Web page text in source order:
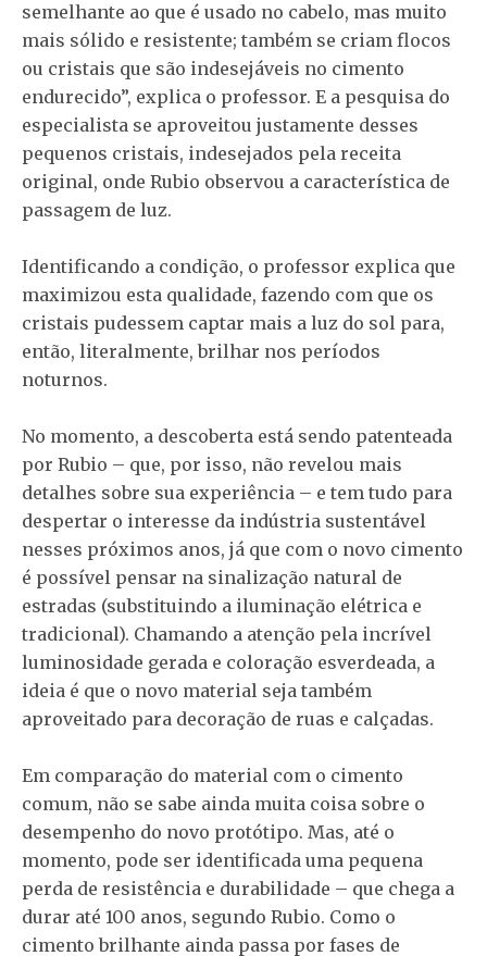
semelhante ao que é usado no cabelo, mas muito
mais sólido e resistente; também se criam flocos
ou cristais que são indesejáveis no cimento
endurecido”, explica o professor. E a pesquisa do
especialista se aproveitou justamente desses
pequenos cristais, indesejados pela receita
original, onde Rubio observou a característica de
passagem de luz.
Identificando a condição, o professor explica que
maximizou esta qualidade, fazendo com que os
cristais pudessem captar mais a luz do sol para,
então, literalmente, brilhar nos períodos
noturnos.
No momento, a descoberta está sendo patenteada
por Rubio – que, por isso, não revelou mais
detalhes sobre sua experiência – e tem tudo para
despertar o interesse da indústria sustentável
nesses próximos anos, já que com o novo cimento
é possível pensar na sinalização natural de
estradas (substituindo a iluminação elétrica e
tradicional). Chamando a atenção pela incrível
luminosidade gerada e coloração esverdeada, a
ideia é que o novo material seja também
aproveitado para decoração de ruas e calçadas.
Em comparação do material com o cimento
comum, não se sabe ainda muita coisa sobre o
desempenho do novo protótipo. Mas, até o
momento, pode ser identificada uma pequena
perda de resistência e durabilidade – que chega a
durar até 100 anos, segundo Rubio. Como o
cimento brilhante ainda passa por fases de